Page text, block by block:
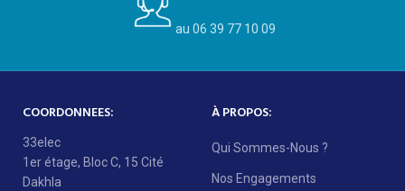
au 06 39 77 10 09
COORDONNEES:
33elec
1er étage, Bloc C, 15 Cité
Dakhla
À PROPOS:
Qui Sommes-Nous ?
Nos Engagements